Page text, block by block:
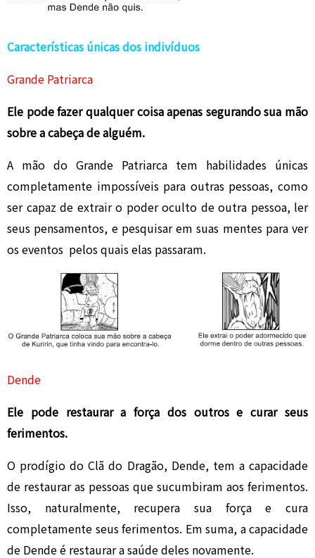
Características únicas dos indivíduos
Grande Patriarca
Ele pode fazer qualquer coisa apenas segurando sua mão
sobre a cabeça de alguém.
A mão do Grande Patriarca tem habilidades únicas
completamente impossíveis para outras pessoas, como
ser capaz de extrair o poder oculto de outra pessoa, ler
seus pensamentos, e pesquisar em suas mentes para ver
os eventos pelos quais elas passaram.
Dende
Ele pode restaurar a força dos outros e curar seus
ferimentos.
O prodígio do Clã do Dragão, Dende, tem a capacidade
de restaurar as pessoas que sucumbiram aos ferimentos.
Isso, naturalmente, recupera sua força e cura
completamente seus ferimentos. Em suma, a capacidade
de Dende é restaurar a saúde deles novamente.